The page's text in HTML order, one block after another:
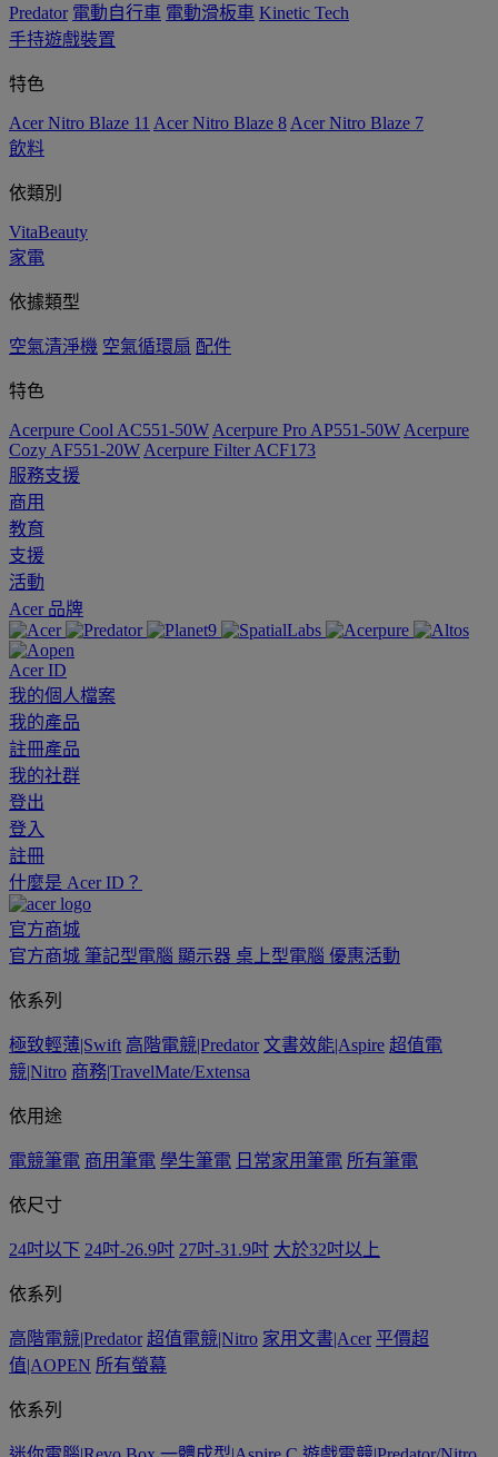
Predator 電動自行車 電動滑板車 Kinetic Tech
手持遊戲裝置
特色
Acer Nitro Blaze 11 Acer Nitro Blaze 8 Acer Nitro Blaze 7
飲料
依類別
VitaBeauty
家電
依據類型
空氣清淨機 空氣循環扇 配件
特色
Acerpure Cool AC551-50W Acerpure Pro AP551-50W Acerpure
Cozy AF551-20W Acerpure Filter ACF173
服務支援
商用
教育
支援
活動
Acer 品牌
Acer ID
我的個人檔案
我的產品
註冊產品
我的社群
登出
登入
註冊
什麼是 Acer ID？
官方商城
官方商城 筆記型電腦 顯示器 桌上型電腦 優惠活動
依系列
極致輕薄|Swift 高階電競|Predator 文書效能|Aspire 超值電
競|Nitro 商務|TravelMate/Extensa
依用途
電競筆電 商用筆電 學生筆電 日常家用筆電 所有筆電
依尺寸
24吋以下 24吋-26.9吋 27吋-31.9吋 大於32吋以上
依系列
高階電競|Predator 超值電競|Nitro 家用文書|Acer 平價超
值|AOPEN 所有螢幕
依系列